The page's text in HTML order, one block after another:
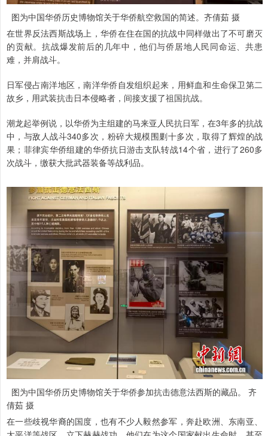
图为中国华侨历史博物馆关于华侨航空救国的简述。齐倩茹 摄
在世界反法西斯战场上，华侨在住在国的抗战中同样做出了不可磨灭
的贡献。抗战爆发前后的几年中，他们与侨居地人民同命运、共患
难，并肩战斗。
日军侵占南洋地区，南洋华侨自发组织起来，用鲜血和生命保卫第二
故乡，用武装抗击日本侵略者，间接支援了祖国抗战。
潮龙起举例说，以华侨为主组建的马来亚人民抗日军，在3年多的抗战
中，与敌人战斗340多次，粉碎大规模围剿十多次，取得了辉煌的战
果；菲律宾华侨组建的华侨抗日游击支队转战14个省，进行了260多
次战斗，缴获大批武器装备等战利品。
图为中国华侨历史博物馆关于华侨参加抗击德意法西斯的藏品。 齐
倩茹 摄
在一些歧视华裔的国度，也有不少人毅然参军，奔赴欧洲、东南亚、